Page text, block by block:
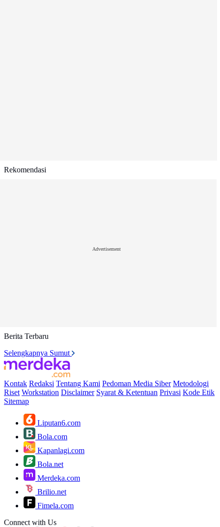
Rekomendasi
Advertisement
Berita Terbaru
Selengkapnya Sumut
Kontak Redaksi Tentang Kami Pedoman Media Siber Metodologi
Riset Workstation Disclaimer Syarat & Ketentuan Privasi Kode Etik
Sitemap
Liputan6.com
Bola.com
Kapanlagi.com
Bola.net
Merdeka.com
Brilio.net
Fimela.com
Connect with Us